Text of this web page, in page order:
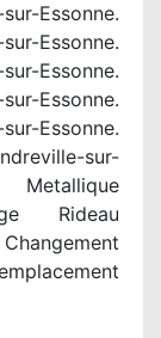
Essonne.
Essonne.
Essonne.
Essonne.
Essonne.
sur-
Rideau